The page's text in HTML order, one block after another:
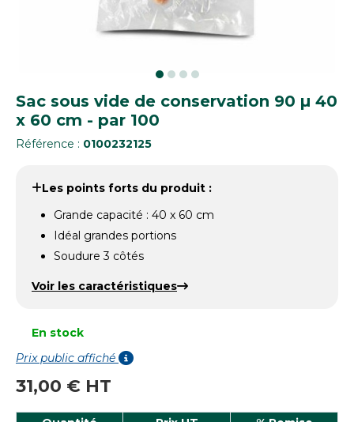
Sac sous vide de conservation 90 µ 40
x 60 cm - par 100
Référence : 0100232125
Les points forts du produit :
Grande capacité : 40 x 60 cm
Idéal grandes portions
Soudure 3 côtés
Voir les caractéristiques
En stock
Prix public affiché
31,00 € HT